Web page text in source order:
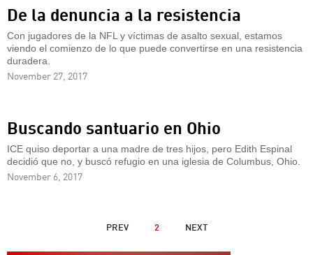
De la denuncia a la resistencia
Con jugadores de la NFL y víctimas de asalto sexual, estamos
viendo el comienzo de lo que puede convertirse en una resistencia
duradera.
November 27, 2017
Buscando santuario en Ohio
ICE quiso deportar a una madre de tres hijos, pero Edith Espinal
decidió que no, y buscó refugio en una iglesia de Columbus, Ohio.
November 6, 2017
PAGINATIONPREVIOUS
PREV 2
NEXT
NEXT